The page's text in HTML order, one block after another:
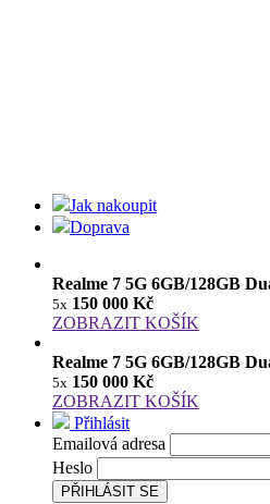
Jak nakoupit
Doprava
Realme 7 5G 6GB/128GB
5x 150 000 Kč
ZOBRAZIT KOŠÍK
Realme 7 5G 6GB/128GB
5x 150 000 Kč
ZOBRAZIT KOŠÍK
Přihlásit
Emailová adresa
Heslo
PŘIHLÁSIT SE